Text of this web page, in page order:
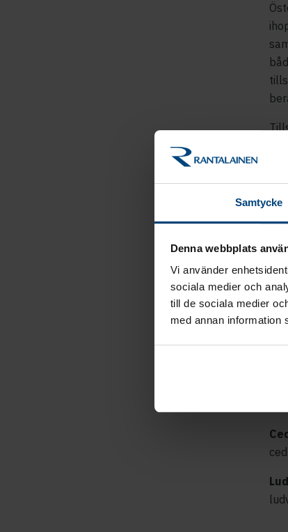
Samtycke
Denna webbplats
Vi använder
sociala medier och
till de sociala medier
med annan information